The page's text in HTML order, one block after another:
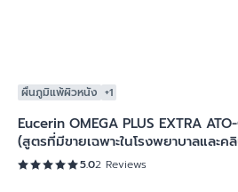
ผื่นภูมิแพ้ผิวหนัง +1
Eucerin OMEGA PLUS EXTRA